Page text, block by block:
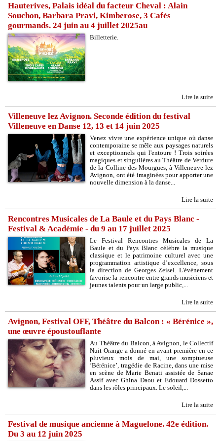
Hauterives, Palais idéal du facteur Cheval : Alain
Souchon, Barbara Pravi, Kimberose, 3 Cafés
gourmands. 24 juin au 4 juillet 2025au
Billetterie.
Lire la suite
Villeneuve lez Avignon. Seconde édition du festival
Villeneuve en Danse 12, 13 et 14 juin 2025
Venez vivre une expérience unique où danse
contemporaine se mêle aux paysages naturels
et exceptionnels qui l'entoure ! Trois soirées
magiques et singulières au Théâtre de Verdure
de la Colline des Mourgues, à Villeneuve lez
Avignon, ont été imaginées pour apporter une
nouvelle dimension à la danse...
Lire la suite
Rencontres Musicales de La Baule et du Pays Blanc -
Festival & Académie - du 9 au 17 juillet 2025
Le Festival Rencontres Musicales de La
Baule et du Pays Blanc célèbre la musique
classique et le patrimoine culturel avec une
programmation artistique d’excellence, sous
la direction de Georges Zeisel. L'événement
favorise la rencontre entre grands musiciens et
jeunes talents pour un large public,...
Lire la suite
Avignon, Festival OFF, Théâtre du Balcon : « Bérénice »,
une œuvre époustouflante
Au Théâtre du Balcon, à Avignon, le Collectif
Nuit Orange a donné en avant-première en ce
pluvieux mois de mai, une somptueuse
‘Bérénice’, tragédie de Racine, dans une mise
en scène de Marie Benati assistée de Sanae
Assif avec Ghina Daou et Edouard Dossetto
dans les rôles principaux. Le soleil,...
Lire la suite
Festival de musique ancienne à Maguelone. 42e édition.
Du 3 au 12 juin 2025